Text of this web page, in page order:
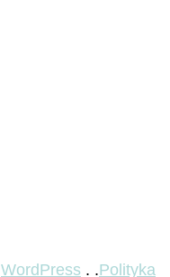
WordPress . .Polityka